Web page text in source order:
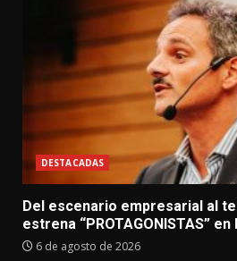
DESTACADAS
Del escenario empresarial al
estrena “PROTAGONISTAS”
6 de agosto de 2026